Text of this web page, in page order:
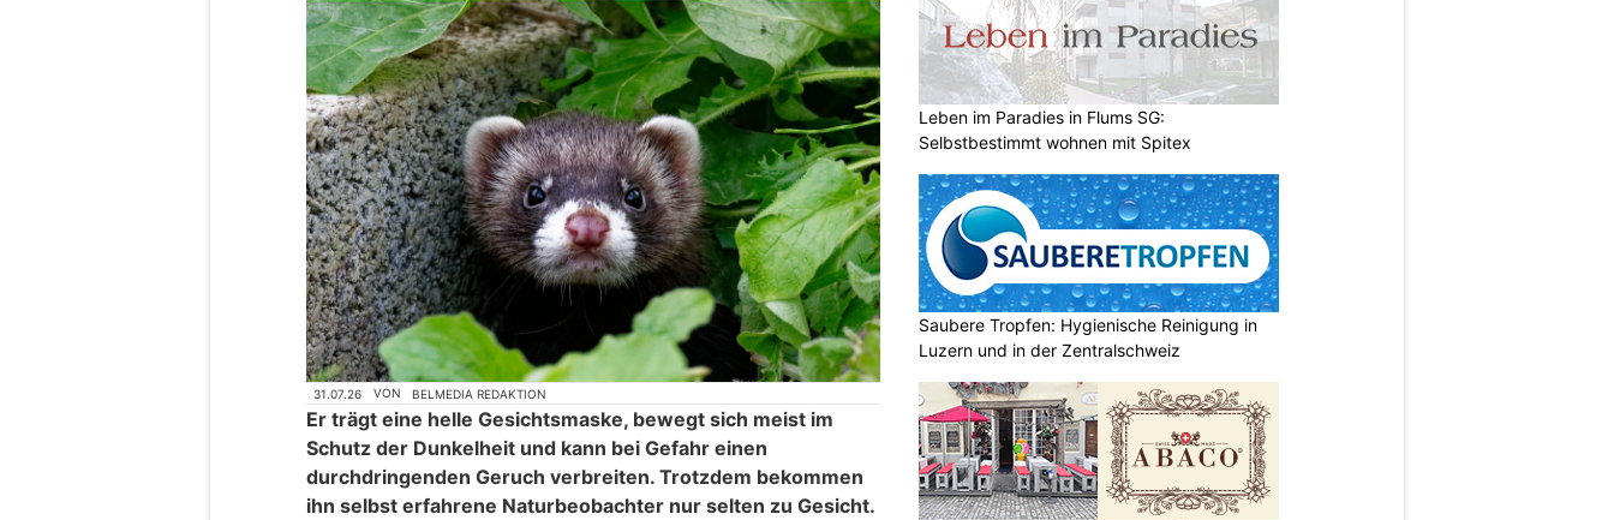
31.07.26 VON BELMEDIA REDAKTION
Er trägt eine helle Gesichtsmaske, bewegt sich meist im
Schutz der Dunkelheit und kann bei Gefahr einen
durchdringenden Geruch verbreiten. Trotzdem bekommen
ihn selbst erfahrene Naturbeobachter nur selten zu Gesicht.
Leben im Paradies in Flums SG:
Selbstbestimmt wohnen mit Spitex
Saubere Tropfen: Hygienische Reinigung in
Luzern und in der Zentralschweiz